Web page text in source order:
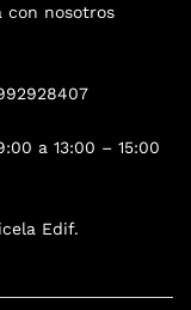
con nosotros
a 13:00 – 15:00
Edif.